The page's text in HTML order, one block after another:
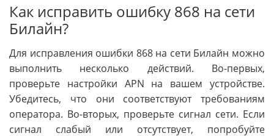
Как исправить ошибку 868 на сети
Билайн?
Для исправления ошибки 868 на сети Билайн можно
выполнить несколько действий. Во-первых,
проверьте настройки APN на вашем устройстве.
Убедитесь, что они соответствуют требованиям
оператора. Во-вторых, проверьте сигнал сети. Если
сигнал слабый или отсутствует, попробуйте